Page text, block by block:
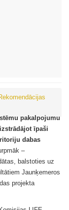
pakalpojumu
īpaši
dabas
–
balstoties uz
Jaunķemeros
projekta